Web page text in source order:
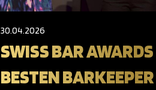
30.04.2026
SWISS BAR
BESTEN